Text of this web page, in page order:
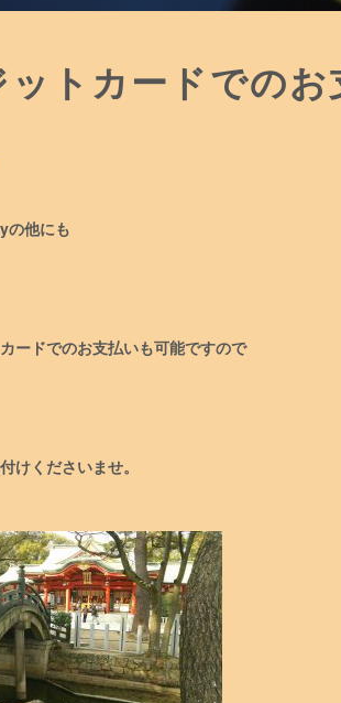
ットカードでのお
の他にも
ードでのお支払いも可能ですので
けくださいませ。